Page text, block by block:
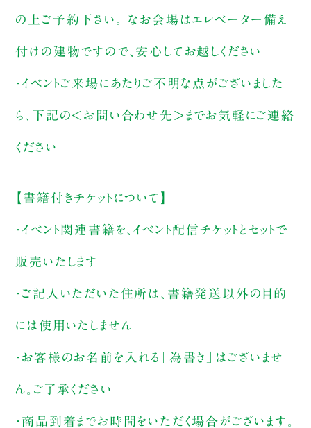
の上ご予約下さい。 なお会場はエレベーター備え
付けの建物ですので、安心してお越しください
・イベントご来場にあたりご不明な点がございました
ら、下記の＜お問い合わせ先＞までお気軽にご連絡
ください
【書籍付きチケットについて】
・イベント関連書籍を、イベント配信チケットとセットで
販売いたします
・ご記入いただいた住所は、書籍発送以外の目的
には使用いたしません
・お客様のお名前を入れる「為書き」はございませ
ん。ご了承ください
・商品到着までお時間をいただく場合がございます。